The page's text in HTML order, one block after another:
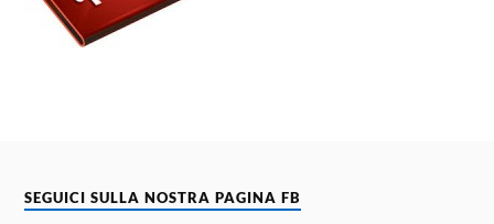
SEGUICI SULLA NOSTRA PAGINA FB